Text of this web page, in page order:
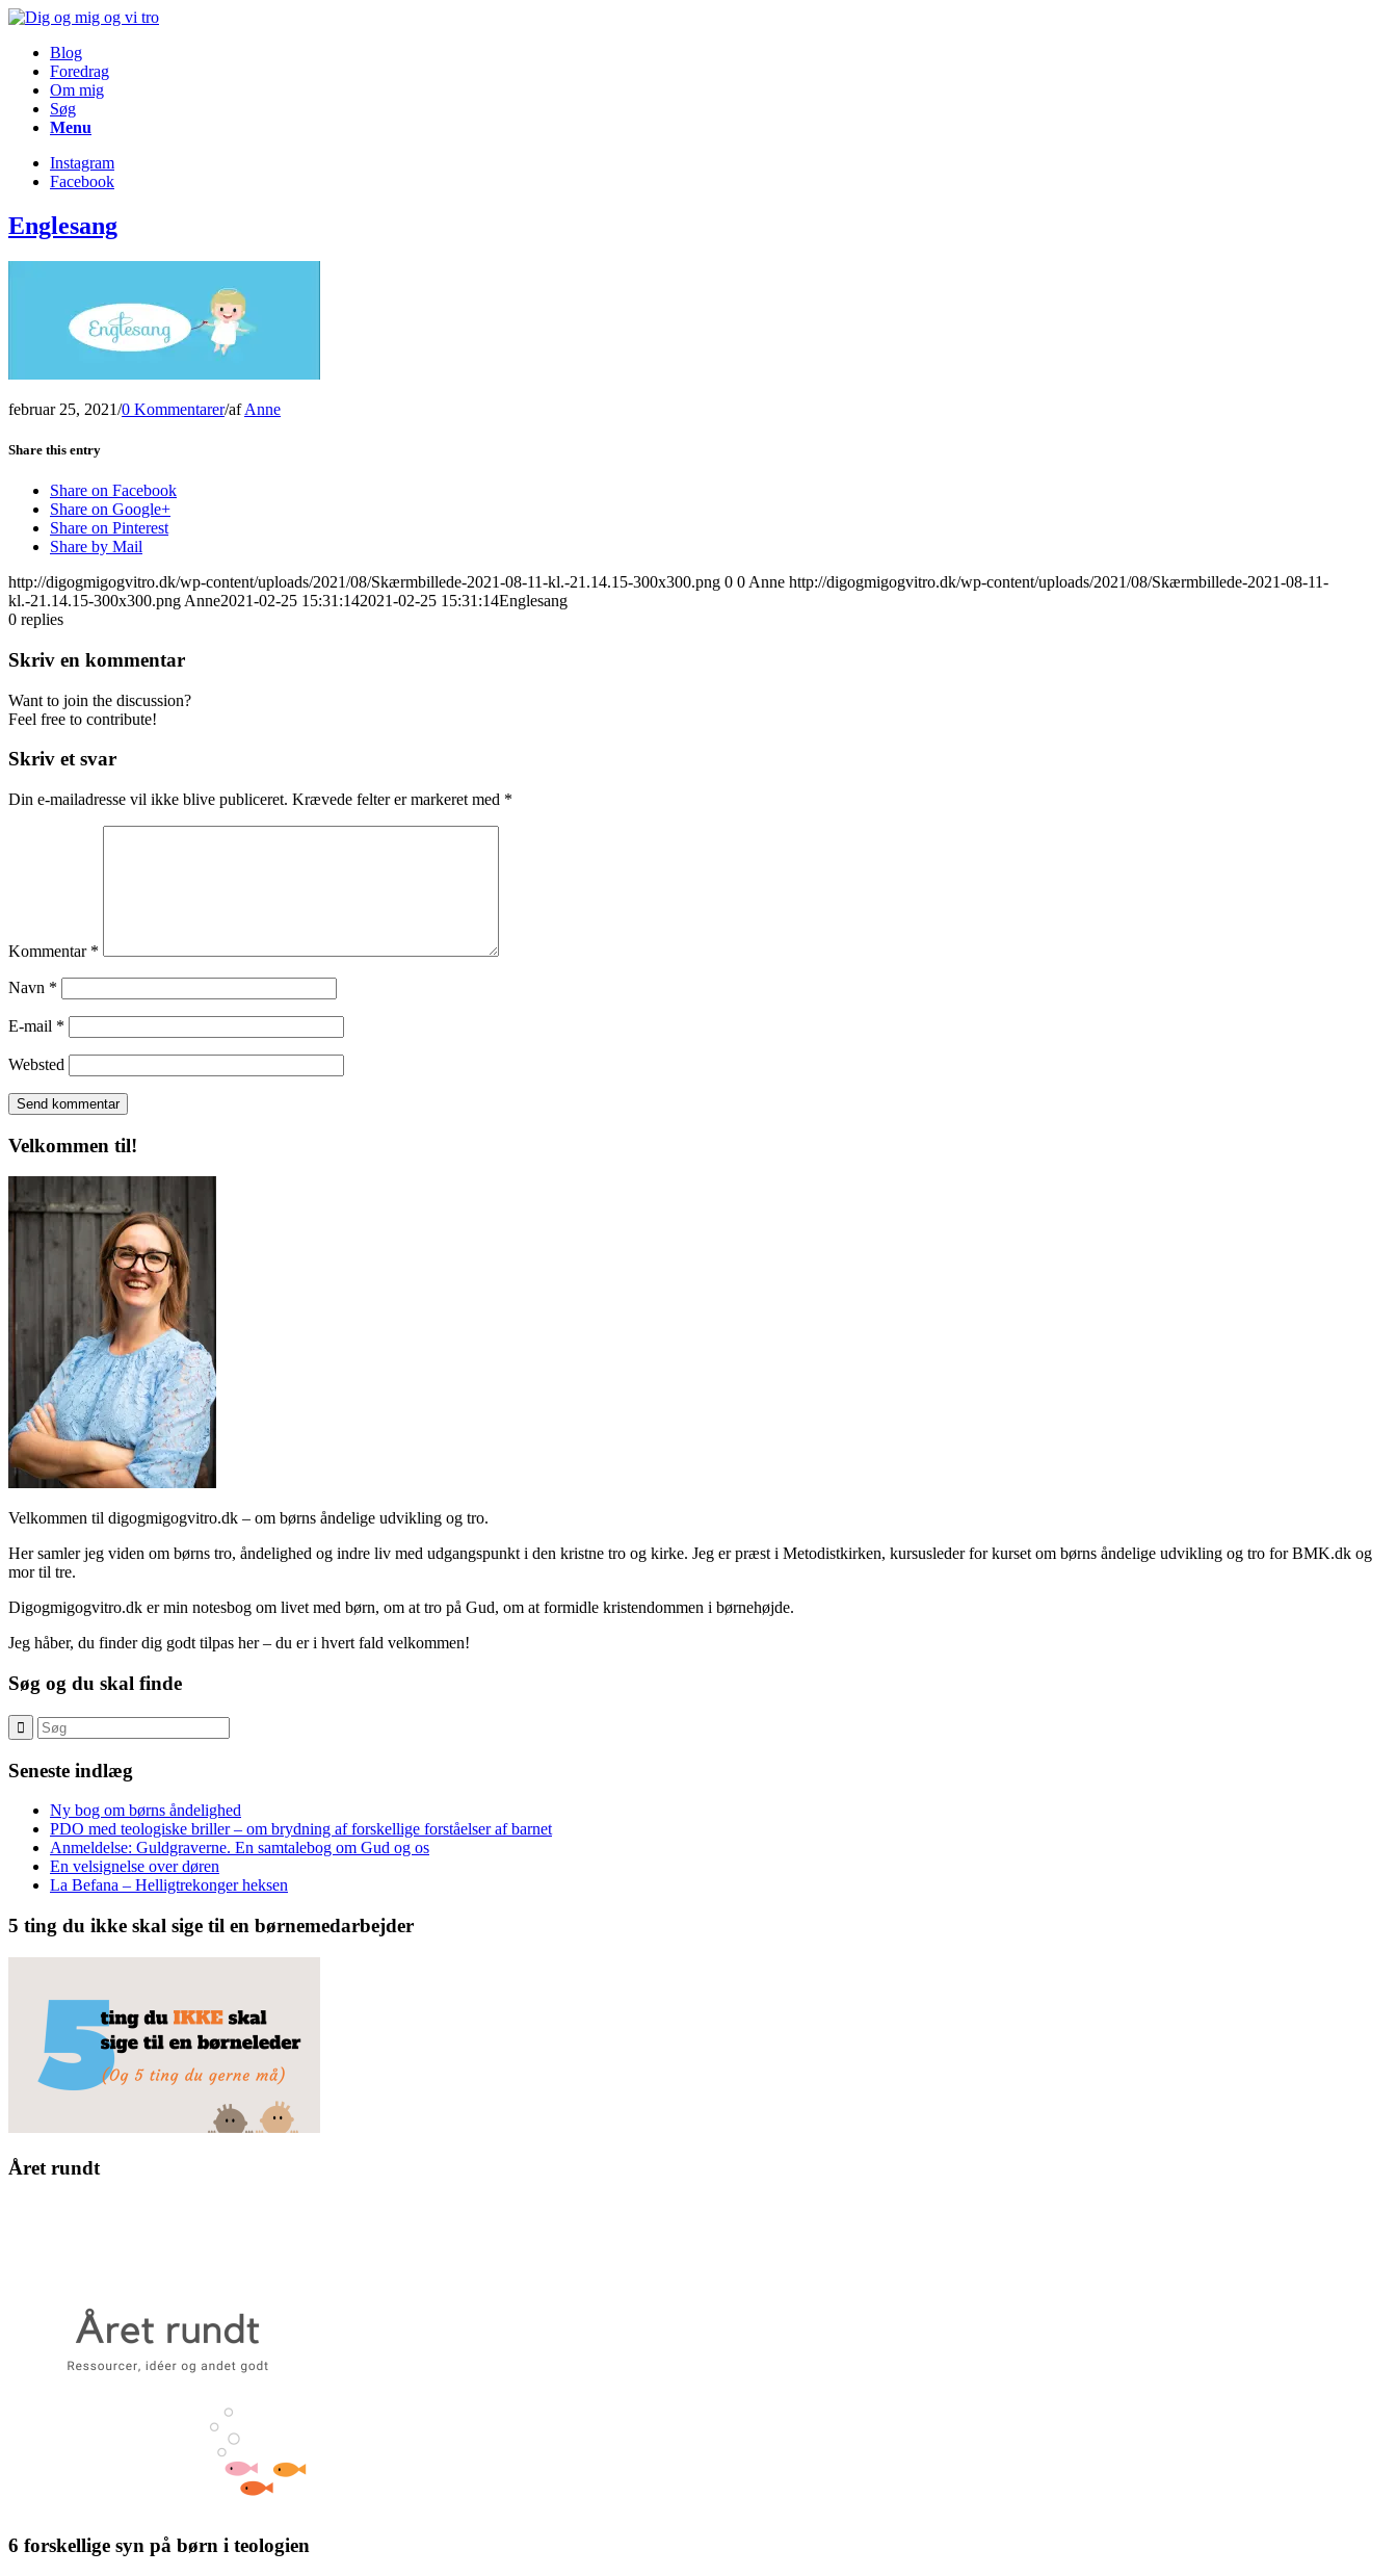
Blog
Foredrag
Om mig
Søg
Menu
Instagram
Facebook
Englesang
februar 25, 2021/0 Kommentarer/afAnne
Share this entry
Share on Facebook
Share on Google+
Share on Pinterest
Share by Mail
http://digogmigogvitro.dk/wp-content/uploads/2021/08/Skærmbillede-2021-08-11-kl.-21.14.15-300x300.png 0 0 Anne http://digogmigogvitro.dk/wp-content/uploads/2021/08/Skærmbillede-2021-08-11-
kl.-21.14.15-300x300.png Anne2021-02-25 15:31:142021-02-25 15:31:14Englesang
0 replies
Skriv en kommentar
Want to join the discussion?
Feel free to contribute!
Skriv et svar
Din e-mailadresse vil ikke blive publiceret. Krævede felter er markeret med *
Kommentar *
Navn *
E-mail *
Websted
Velkommen til!
Velkommen til digogmigogvitro.dk – om børns åndelige udvikling og tro.
Her samler jeg viden om børns tro, åndelighed og indre liv med udgangspunkt i den kristne tro og kirke. Jeg er præst i Metodistkirken, kursusleder for kurset om børns åndelige udvikling og tro for BMK.dk og
mor til tre.
Digogmigogvitro.dk er min notesbog om livet med børn, om at tro på Gud, om at formidle kristendommen i børnehøjde.
Jeg håber, du finder dig godt tilpas her – du er i hvert fald velkommen!
Søg og du skal finde
Seneste indlæg
Ny bog om børns åndelighed
PDO med teologiske briller – om brydning af forskellige forståelser af barnet
Anmeldelse: Guldgraverne. En samtalebog om Gud og os
En velsignelse over døren
La Befana – Helligtrekonger heksen
5 ting du ikke skal sige til en børnemedarbejder
Året rundt
6 forskellige syn på børn i teologien